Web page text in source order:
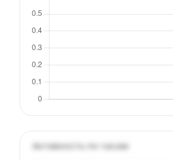
Активность по часам